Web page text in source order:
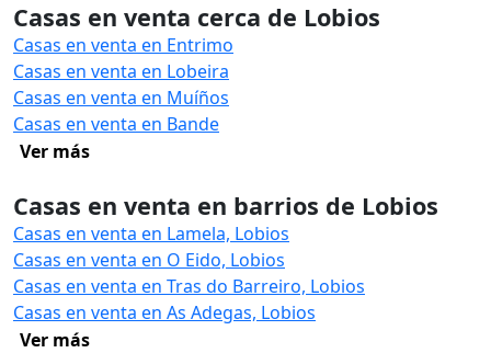
Casas en venta cerca de Lobios
Casas en venta en Entrimo
Casas en venta en Lobeira
Casas en venta en Muíños
Casas en venta en Bande
Ver más
Casas en venta en barrios de Lobios
Casas en venta en Lamela, Lobios
Casas en venta en O Eido, Lobios
Casas en venta en Tras do Barreiro, Lobios
Casas en venta en As Adegas, Lobios
Ver más